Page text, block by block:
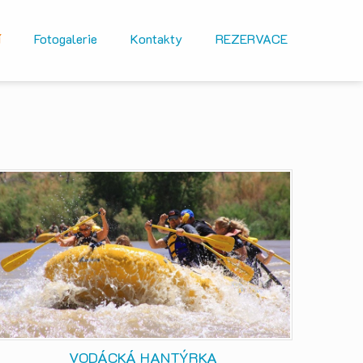
Fotogalerie Kontakty REZERVACE
VODÁCKÁ HANTÝRKA